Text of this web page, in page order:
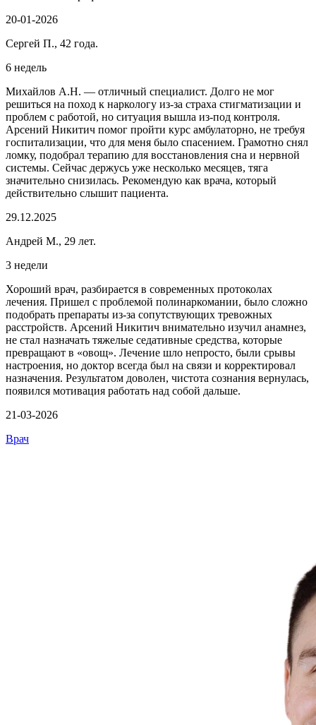
20-01-2026
Сергей П., 42 года.
6 недель
Михайлов А.Н. — отличный специалист. Долго не мог
решиться на поход к наркологу из-за страха стигматизации и
проблем с работой, но ситуация вышла из-под контроля.
Арсений Никитич помог пройти курс амбулаторно, не требуя
госпитализации, что для меня было спасением. Грамотно снял
ломку, подобрал терапию для восстановления сна и нервной
системы. Сейчас держусь уже несколько месяцев, тяга
значительно снизилась. Рекомендую как врача, который
действительно слышит пациента.
29.12.2025
Андрей М., 29 лет.
3 недели
Хороший врач, разбирается в современных протоколах
лечения. Пришел с проблемой полинаркомании, было сложно
подобрать препараты из-за сопутствующих тревожных
расстройств. Арсений Никитич внимательно изучил анамнез,
не стал назначать тяжелые седативные средства, которые
превращают в «овощ». Лечение шло непросто, были срывы
настроения, но доктор всегда был на связи и корректировал
назначения. Результатом доволен, чистота сознания вернулась,
появился мотивация работать над собой дальше.
21-03-2026
Врач